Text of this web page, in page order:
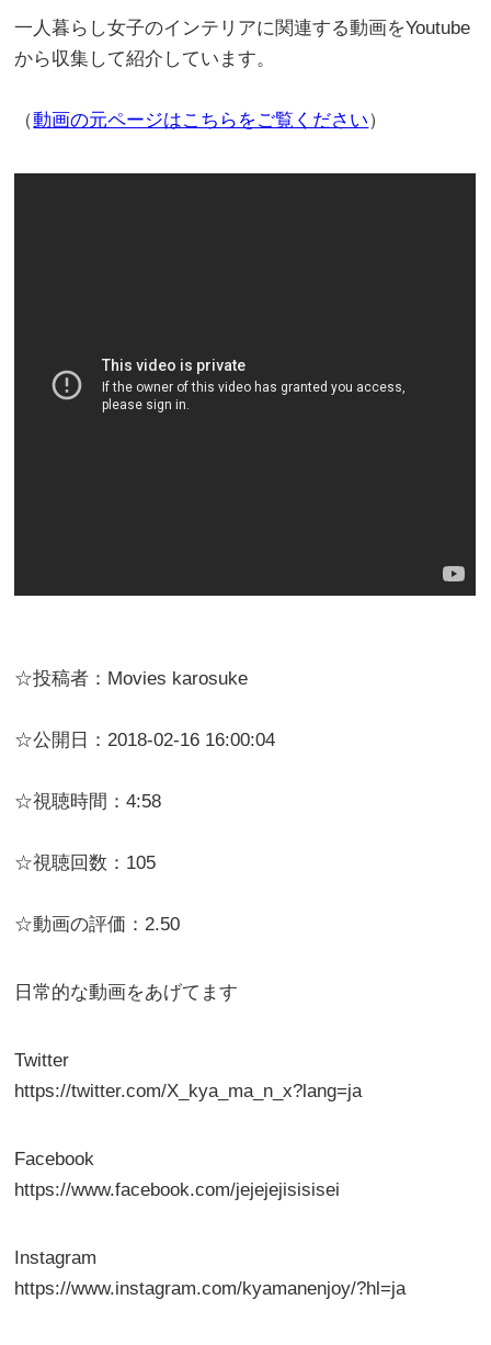
一人暮らし女子のインテリアに関連する動画をYoutube
から収集して紹介しています。
（動画の元ページはこちらをご覧ください）
☆投稿者：Movies karosuke
☆公開日：2018-02-16 16:00:04
☆視聴時間：4:58
☆視聴回数：105
☆動画の評価：2.50
日常的な動画をあげてます
Twitter
https://twitter.com/X_kya_ma_n_x?lang=ja
Facebook
https://www.facebook.com/jejejejisisisei
Instagram
https://www.instagram.com/kyamanenjoy/?hl=ja